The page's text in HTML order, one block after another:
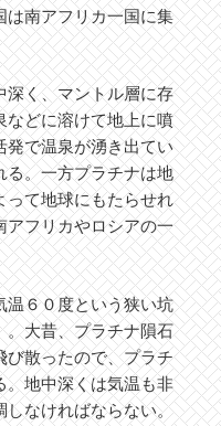
は南アフリカ一国に集
深く、マントル層に存
などに溶けて地上に噴
発で温泉が湧き出てい
る。一方プラチナは地
って地球にもたらせれ
アフリカやロシアの一
温６０度という狭い坑
。大昔、プラチナ隕石
び散ったので、プラチ
。地中深くは気温も非
しなければならない。